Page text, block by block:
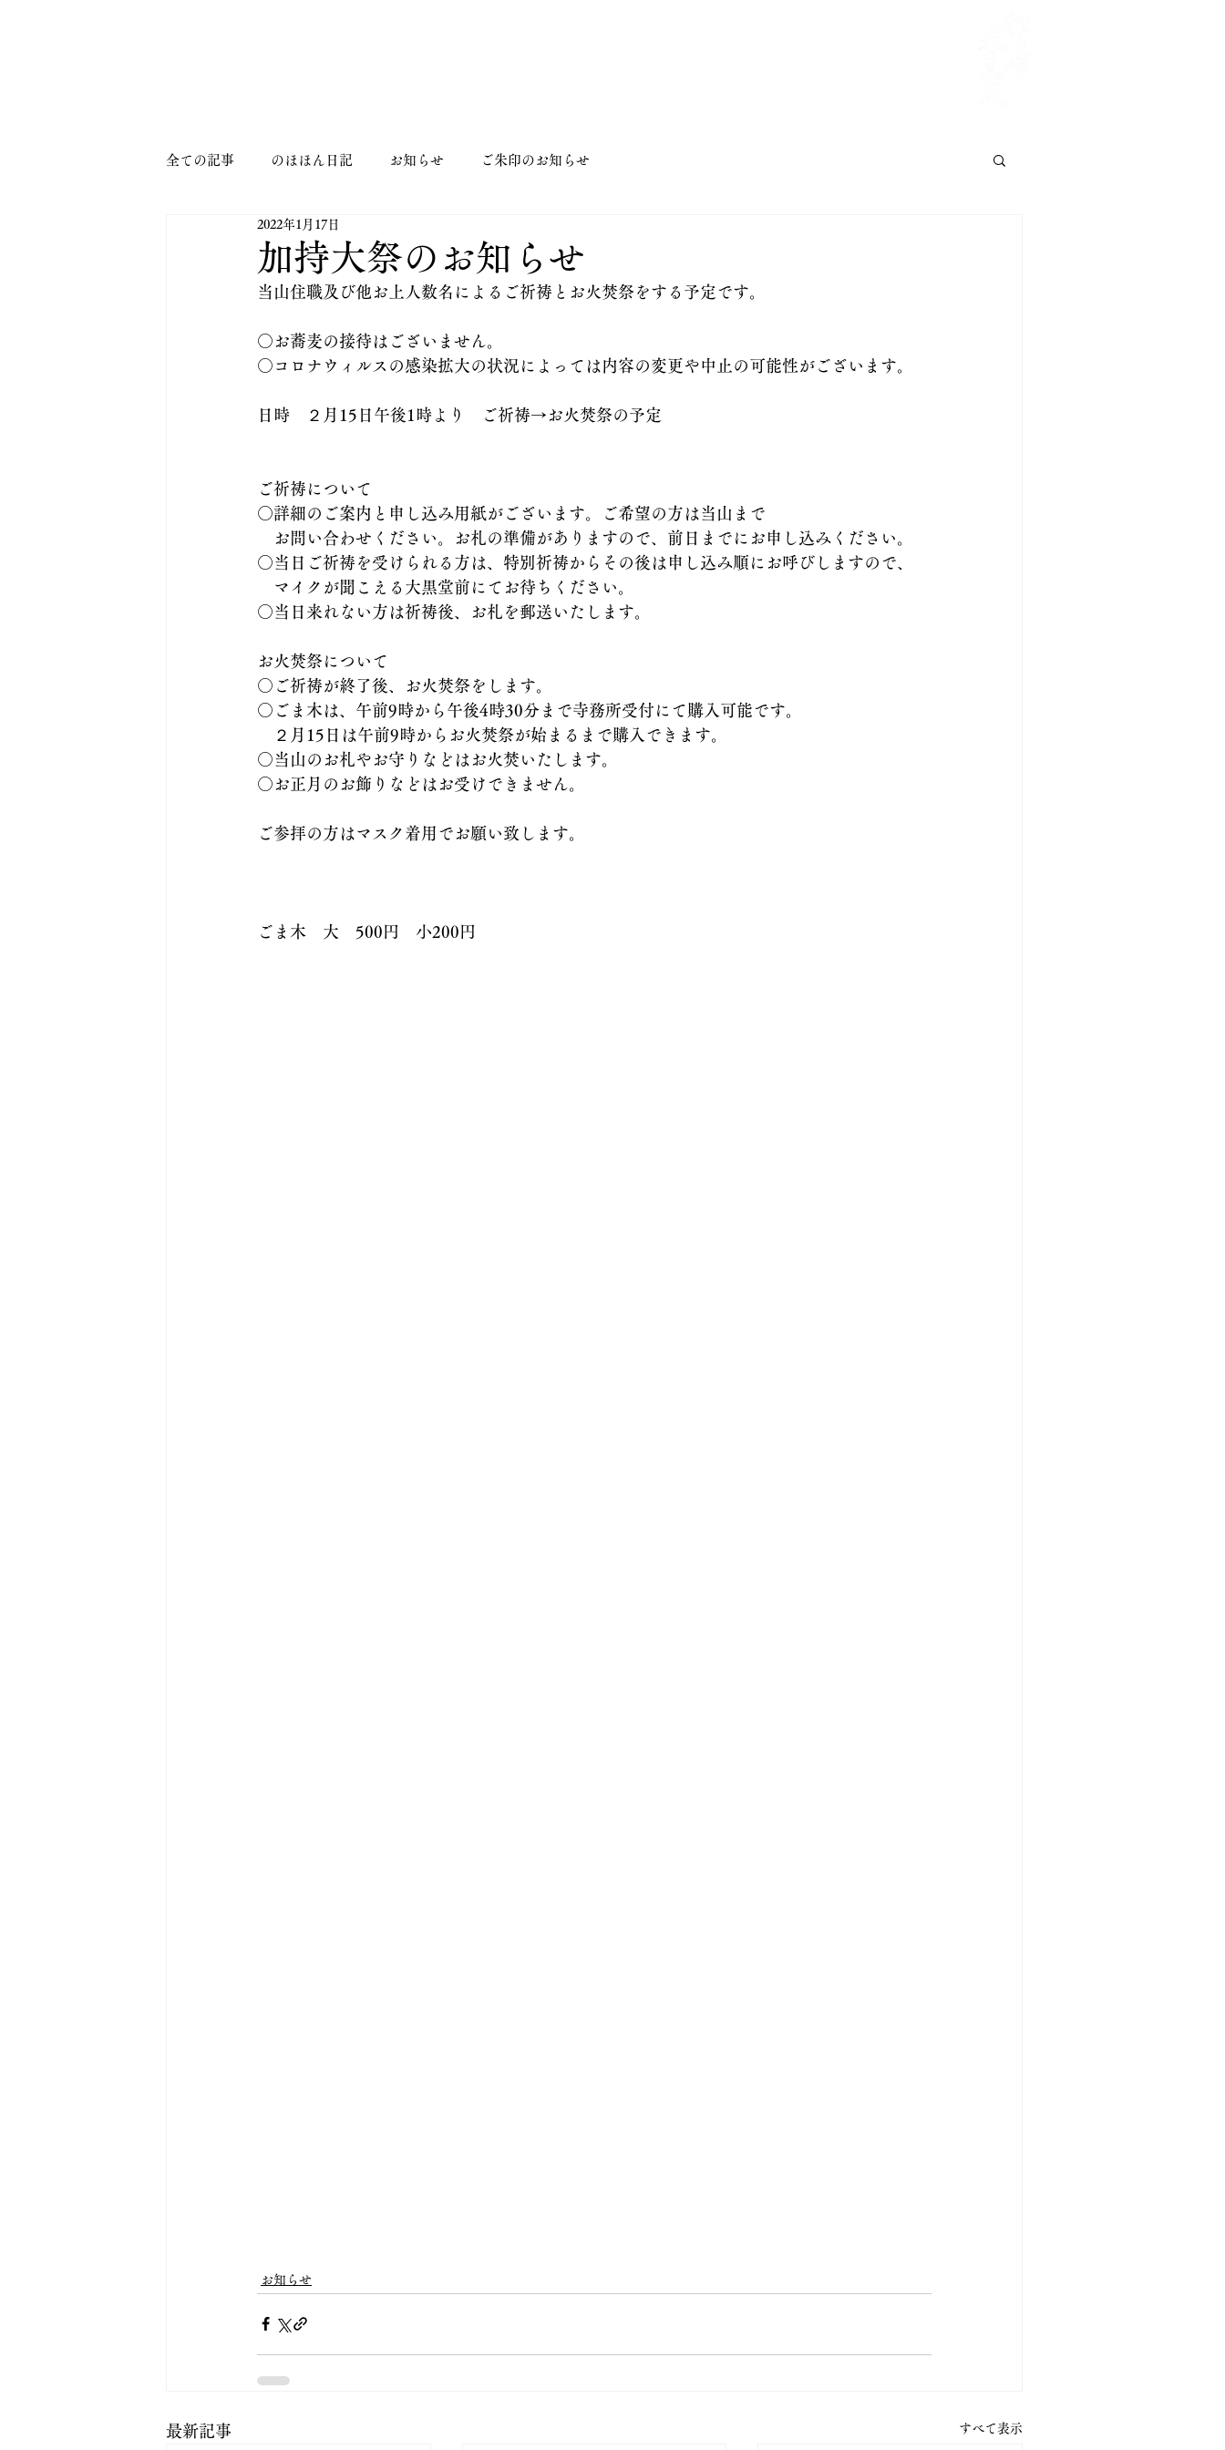
全ての記事 のほほん日記 お知らせ ご朱印のお知らせ
加持大祭のお知らせ
2022年1月17日
当山住職及び他お上人数名によるご祈祷とお火焚祭をする予定です。
○お蕎麦の接待はございません。
○コロナウィルスの感染拡大の状況によっては内容の変更や中止の可能性がございます。
日時　２月15日午後1時より　ご祈祷→お火焚祭の予定
ご祈祷について
○詳細のご案内と申し込み用紙がございます。ご希望の方は当山まで
お問い合わせください。お札の準備がありますので、前日までにお申し込みください。
○当日ご祈祷を受けられる方は、特別祈祷からその後は申し込み順にお呼びしますので、
マイクが聞こえる大黒堂前にてお待ちください。
○当日来れない方は祈祷後、お札を郵送いたします。
お火焚祭について
○ご祈祷が終了後、お火焚祭をします。
○ごま木は、午前9時から午後4時30分まで寺務所受付にて購入可能です。
２月15日は午前9時からお火焚祭が始まるまで購入できます。
○当山のお札やお守りなどはお火焚いたします。
○お正月のお飾りなどはお受けできません。
ご参拝の方はマスク着用でお願い致します。
ごま木　大　500円　小200円
お知らせ
最新記事 すべて表示